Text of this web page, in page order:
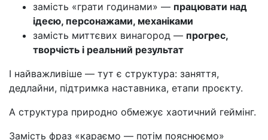
замість «грати годинами» — працювати над
ідеєю, персонажами, механіками
замість миттєвих винагород — прогрес,
творчість і реальний результат
І найважливіше — тут є структура: заняття,
дедлайни, підтримка наставника, етапи проєкту.
А структура природно обмежує хаотичний геймінг.
Замість фраз «караємо — потім пояснюємо»